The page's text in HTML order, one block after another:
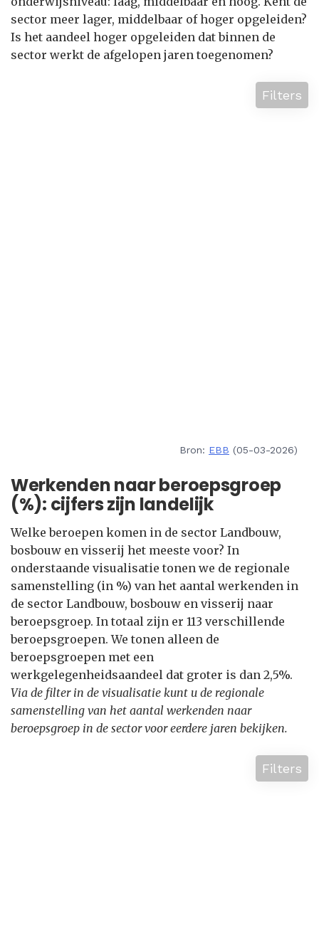
sector meer lager, middelbaar of hoger opgeleiden?
Is het aandeel hoger opgeleiden dat binnen de
sector werkt de afgelopen jaren toegenomen?
Filters
Bron: EBB (05-03-2026)
Werkenden naar beroepsgroep
(%): cijfers zijn landelijk
Welke beroepen komen in de sector Landbouw,
bosbouw en visserij het meeste voor? In
onderstaande visualisatie tonen we de regionale
samenstelling (in %) van het aantal werkenden in
de sector Landbouw, bosbouw en visserij naar
beroepsgroep. In totaal zijn er 113 verschillende
beroepsgroepen. We tonen alleen de
beroepsgroepen met een
werkgelegenheidsaandeel dat groter is dan 2,5%.
Via de filter in de visualisatie kunt u de regionale
samenstelling van het aantal werkenden naar
beroepsgroep in de sector voor eerdere jaren bekijken.
Filters